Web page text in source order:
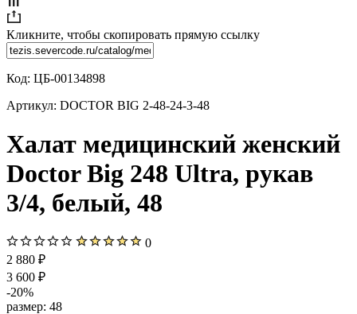
Кликните, чтобы скопировать прямую ссылку
Код: ЦБ-00134898
Артикул: DOCTOR BIG 2-48-24-3-48
Халат медицинский женский
Doctor Big 248 Ultra, рукав
3/4, белый, 48
0
2 880 ₽
3 600 ₽
-20%
размер: 48